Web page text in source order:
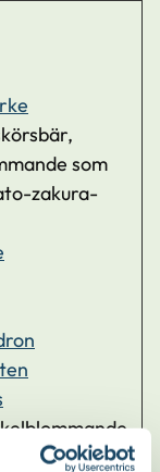
som
zakura-
CARL PHILIP,